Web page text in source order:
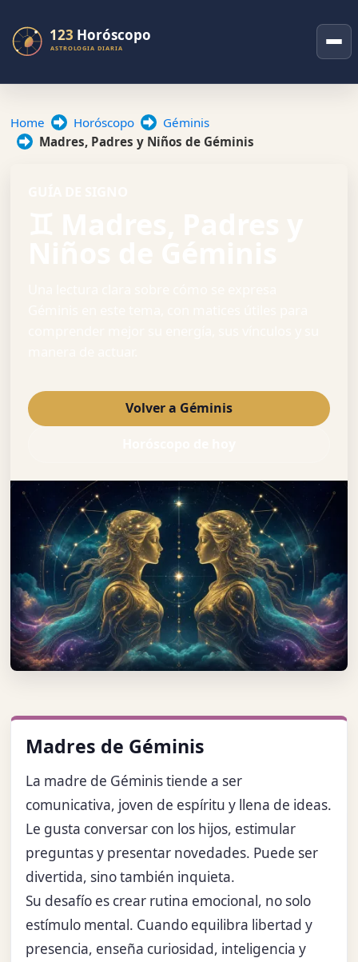
Home Horóscopo
Géminis
Madres, Padres y Niños de Géminis
Volver a Géminis
Madres de Géminis
La madre de Géminis tiende a ser
comunicativa, joven de espíritu y llena de ideas.
Le gusta conversar con los hijos, estimular
preguntas y presentar novedades. Puede ser
divertida, sino también inquieta.
Su desafío es crear rutina emocional, no solo
estímulo mental. Cuando equilibra libertad y
presencia, enseña curiosidad, inteligencia y